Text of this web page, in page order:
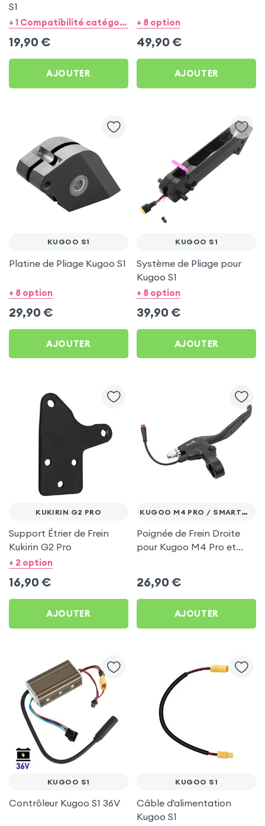
S1
+ 1 Compatibilité catégorie + 1 option
19,90 €
AJOUTER
+ 8 option
49,90 €
AJOUTER
KUGOO S1
Platine de Pliage Kugoo S1
+ 8 option
29,90 €
AJOUTER
KUGOO S1
Système de Pliage pour
Kugoo S1
+ 8 option
39,90 €
AJOUTER
KUKIRIN G2 PRO
Support Étrier de Frein
Kukirin G2 Pro
+ 2 option
16,90 €
AJOUTER
KUGOO M4 PRO / SMARTGYRO
Poignée de Frein Droite
pour Kugoo M4 Pro et
26,90 €
AJOUTER
KUGOO S1
Contrôleur Kugoo S1 36V
KUGOO S1
Câble d'alimentation
Kugoo S1